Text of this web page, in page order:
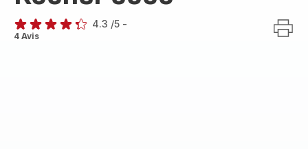
ratings.4.3
4.3 /5 -
4 Avis